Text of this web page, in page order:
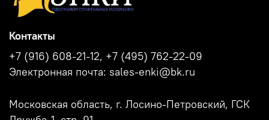
Контакты
+7 (916) 608-21-12, +7 (495) 762-22-09
Электронная почта: sales-enki@bk.ru
Московская область, г. Лосино-Петровский, ГСК